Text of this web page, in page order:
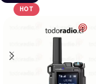
HOT